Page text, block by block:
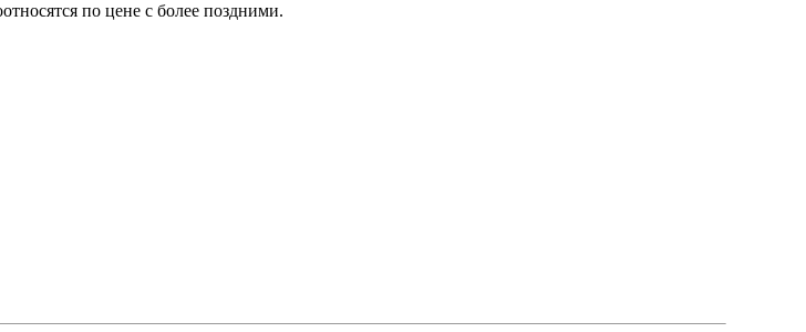
по цене с более поздними.